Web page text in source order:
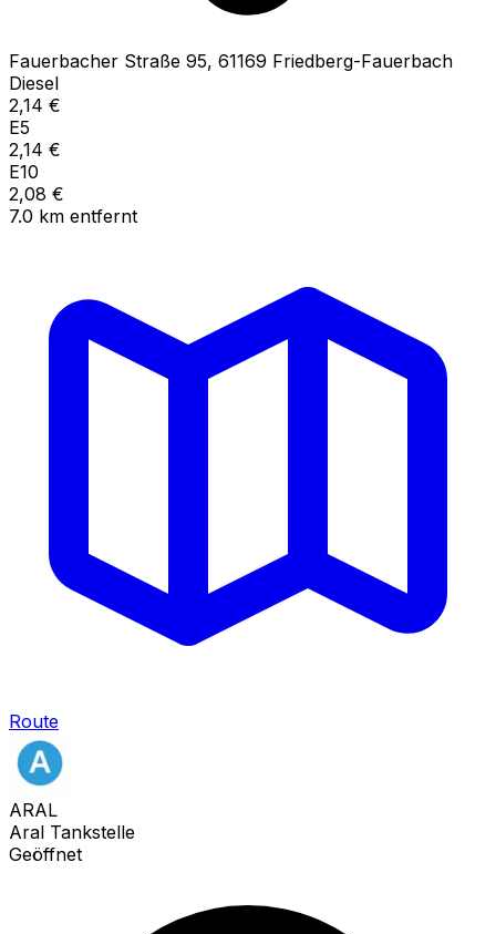
Fauerbacher Straße 95, 61169 Friedberg-Fauerbach
Diesel
2,14 €
E5
2,14 €
E10
2,08 €
7.0 km entfernt
Route
ARAL
Aral Tankstelle
Geöffnet